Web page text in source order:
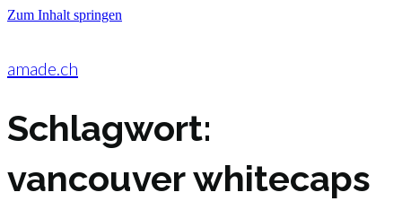
Zum Inhalt springen
amade.ch
Schlagwort:
vancouver whitecaps